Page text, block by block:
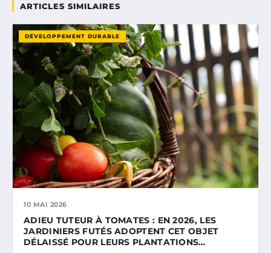
ARTICLES SIMILAIRES
DÉVELOPPEMENT DURABLE
10 MAI 2026
ADIEU TUTEUR À TOMATES : EN 2026, LES
JARDINIERS FUTÉS ADOPTENT CET OBJET
DÉLAISSÉ POUR LEURS PLANTATIONS…